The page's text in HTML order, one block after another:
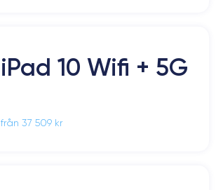
iPad 10 Wifi + 5G
från 37 509 kr